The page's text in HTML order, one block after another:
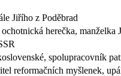
Jiřího z Poděbrad
ochotnická herečka, manželka
spolupracovník
reformačních myšlenek,